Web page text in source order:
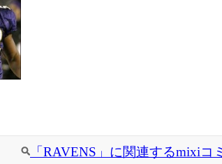
「RAVENS」に関連するmixiコ